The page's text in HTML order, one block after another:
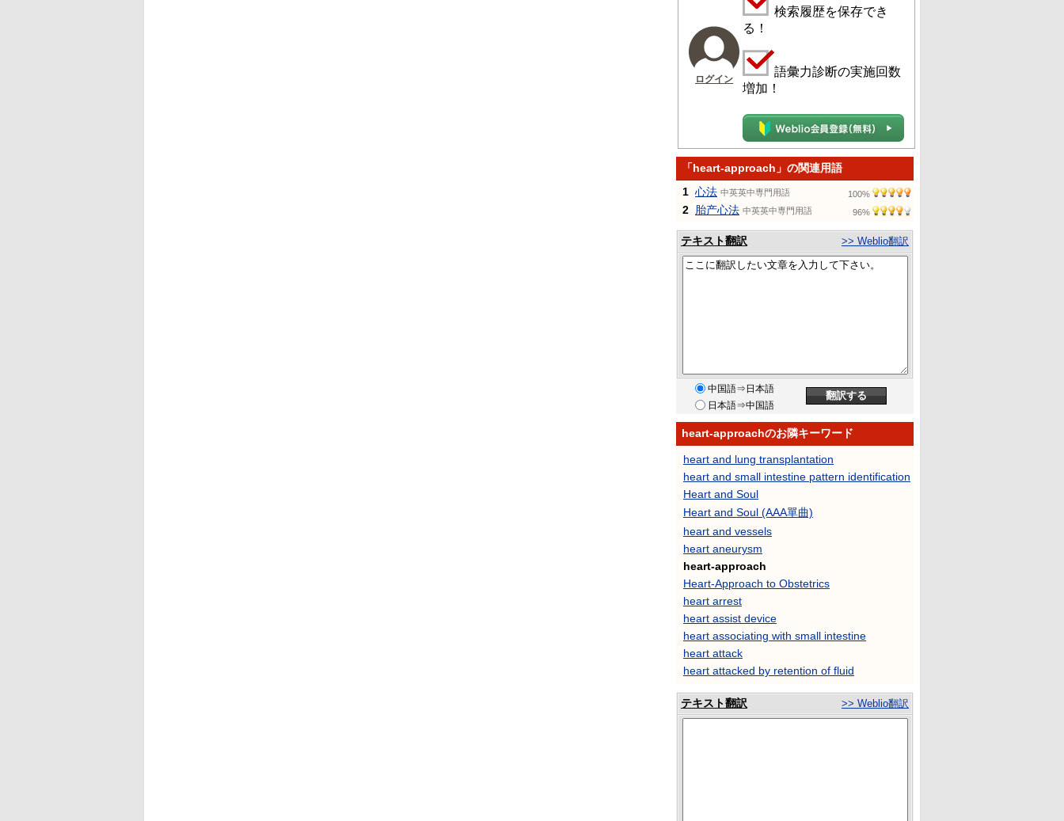
ログイン
検索履歴を保存でき
る！
語彙力診断の実施回数
増加！
「heart-approach」の関連用語
1 心法 中英英中専門用語 100%
2 胎产心法 中英英中専門用語 96%
テキスト翻訳 >> Weblio翻訳
中国語⇒日本語
日本語⇒中国語
heart-approachのお隣キーワード
heart and lung transplantation
heart and small intestine pattern identification
Heart and Soul
Heart and Soul (AAA單曲)
heart and vessels
heart aneurysm
heart-approach
Heart-Approach to Obstetrics
heart arrest
heart assist device
heart associating with small intestine
heart attack
heart attacked by retention of fluid
テキスト翻訳 >> Weblio翻訳